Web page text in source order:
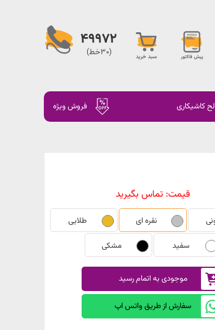
49972
(30خط)
کاشیکاری فروش ویژه
قیمت: تماس بگیرید
نقره ای طلایی
سفید مشکی
موجودی به اتمام رسید
سفارش از طریق واتس اپ